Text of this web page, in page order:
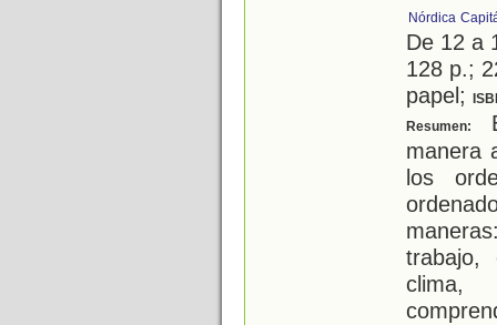
Nórdica
De 12 a
128 p.;
papel;
Resumen:
manera
los
trabajo,
clima,